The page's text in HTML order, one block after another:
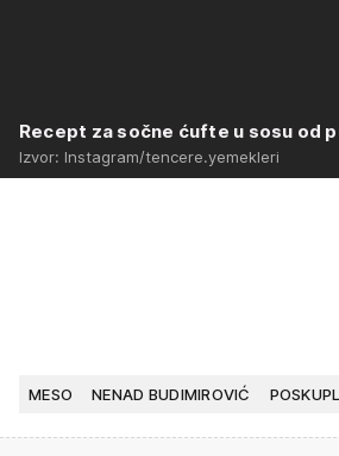
Recept za sočne ćufte u sosu od
Izvor: Instagram/tencere.yemekleri
MESO NENAD BUDIMIROVIĆ